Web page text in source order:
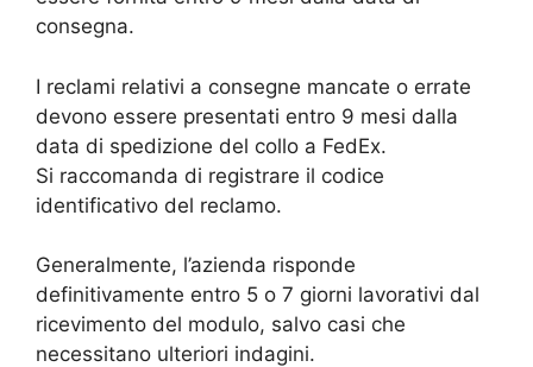
consegna.
I reclami relativi a consegne mancate o errate
devono essere presentati entro 9 mesi dalla
data di spedizione del collo a FedEx.
Si raccomanda di registrare il codice
identificativo del reclamo.
Generalmente, l’azienda risponde
definitivamente entro 5 o 7 giorni lavorativi dal
ricevimento del modulo, salvo casi che
necessitano ulteriori indagini.